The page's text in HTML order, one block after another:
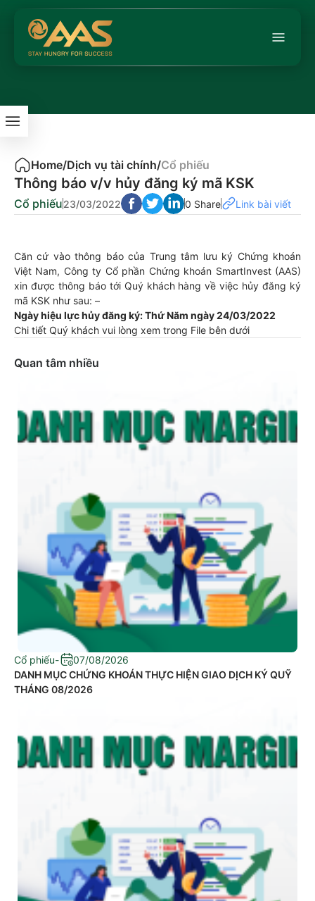
Home/Dịch vụ tài chính/Cổ phiếu
Thông báo v/v hủy đăng ký mã KSK
Cổ phiếu23/03/2022 0 Share Link bài viết
Căn cứ vào thông báo của Trung tâm lưu ký Chứng khoán
Việt Nam, Công ty Cổ phần Chứng khoán SmartInvest (AAS)
xin được thông báo tới Quý khách hàng về việc hủy đăng ký
mã KSK như sau: –
Ngày hiệu lực hủy đăng ký: Thứ Năm ngày 24/03/2022
Chi tiết Quý khách vui lòng xem trong File bên dưới
Quan tâm nhiều
Cổ phiếu-
07/08/2026
DANH MỤC CHỨNG KHOÁN THỰC HIỆN GIAO DỊCH KÝ QUỸ
THÁNG 08/2026